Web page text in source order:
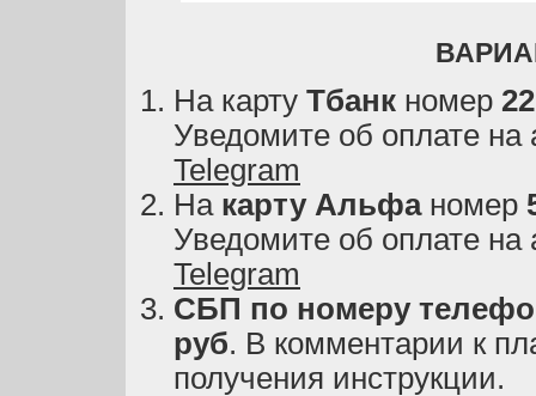
На карту Тбанк номер
Уведомите об оплате на
Telegram
На карту Альфаномер
Уведомите об оплате на
Telegram
СБП по номеру
руб. В комментарии к
получения инструкции.